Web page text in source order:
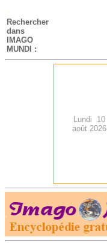
-
Rechercher
dans
IMAGO
MUNDI :
Lundi 10
août 2026
.